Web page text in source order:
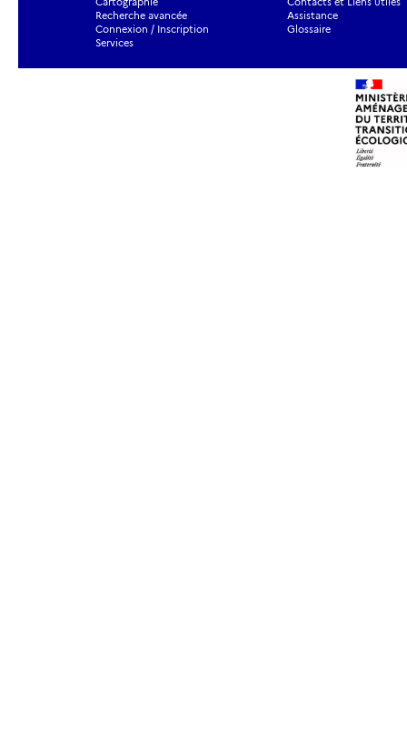
Recherche avancée
Connexion / Inscription
Services
Assistance
Glossaire